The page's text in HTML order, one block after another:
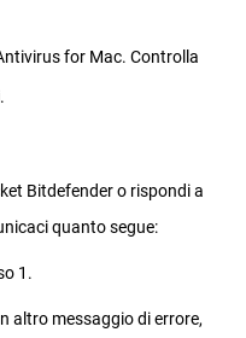
for Mac. Controlla
Bitdefender o rispondi a
quanto segue:
1.
altro messaggio di errore,